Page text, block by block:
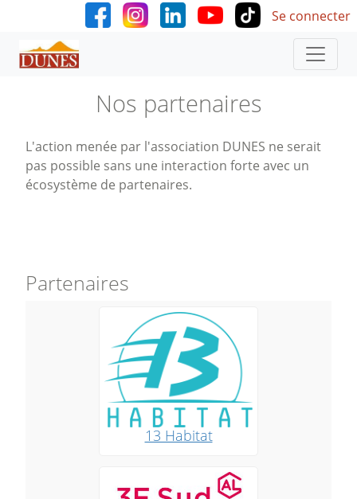
Aller au contenu principal User
Se connecter
Nos partenaires
L'action menée par l'association DUNES ne serait
pas possible sans une interaction forte avec un
écosystème de partenaires.
Partenaires
13 Habitat